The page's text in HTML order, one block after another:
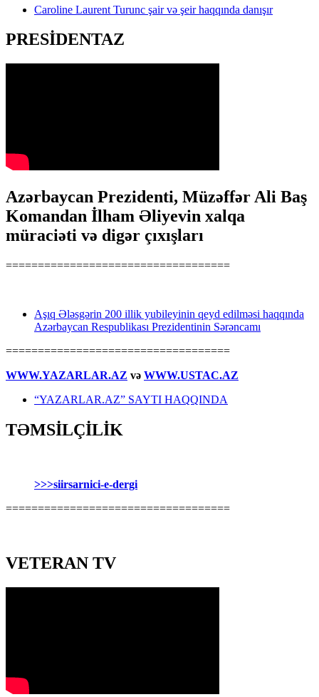
Caroline Laurent Turunc şair və şeir haqqında danışır
PRESİDENTAZ
Azərbaycan Prezidenti, Müzəffər Ali Baş
Komandan İlham Əliyevin xalqa
müraciəti və digər çıxışları
===================================
Aşıq Ələsgərin 200 illik yubileyinin qeyd edilməsi haqqında
Azərbaycan Respublikası Prezidentinin Sərəncamı
===================================
WWW.YAZARLAR.AZ və WWW.USTAC.AZ
“YAZARLAR.AZ” SAYTI HAQQINDA
TƏMSİLÇİLİK
>>>siirsarnici-e-dergi
===================================
VETERAN TV